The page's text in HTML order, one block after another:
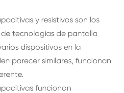
y resistivas son los
tecnologías de pantalla
dispositivos en la
parecer similares, funcionan
funcionan